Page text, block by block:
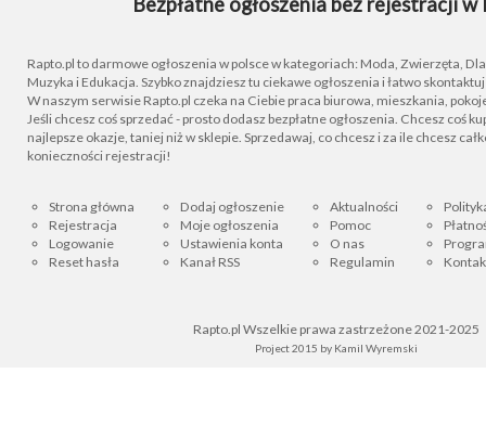
Rapto.pl to darmowe ogłoszenia w polsce w kategoriach: Moda, Zwierzęta, Dla
Muzyka i Edukacja. Szybko znajdziesz tu ciekawe ogłoszenia i łatwo
W naszym serwisie Rapto.pl czeka na Ciebie praca biurowa, mieszkania,
Jeśli chcesz coś sprzedać - prosto dodasz bezpłatne ogłoszenia. Chcesz coś
najlepsze okazje, taniej niż w sklepie. Sprzedawaj, co chcesz i za ile chcesz
konieczności rejestracji!
Strona główna
Rejestracja
Logowanie
Reset hasła
Dodaj ogłoszenie
Moje ogłoszenia
Ustawienia konta
Kanał RSS
Aktualności
Pomoc
O nas
Regulamin
Rapto.pl Wszelkie prawa zastrzeżone 2021-2025
Project 2015 by Kamil Wyremski